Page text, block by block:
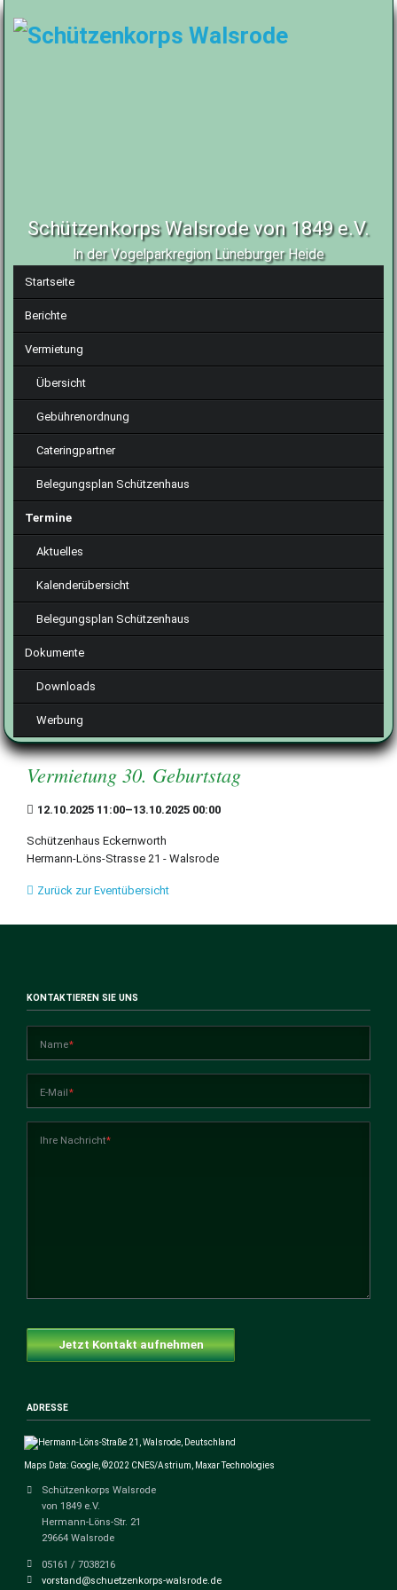
Schützenkorps Walsrode von 1849 e.V.
In der Vogelparkregion Lüneburger Heide
Startseite
Berichte
Vermietung
Übersicht
Gebührenordnung
Cateringpartner
Belegungsplan Schützenhaus
Termine
Aktuelles
Kalenderübersicht
Belegungsplan Schützenhaus
Dokumente
Downloads
Werbung
Vermietung 30. Geburtstag
12.10.2025 11:00–13.10.2025 00:00
Schützenhaus Eckernworth
Hermann-Löns-Strasse 21 - Walsrode
Zurück zur Eventübersicht
KONTAKTIEREN SIE UNS
Pflichtfeld
Name*
Pflichtfeld
E-Mail *
Pflichtfeld
Ihre Nachricht*
Jetzt Kontakt aufnehmen
ADRESSE
Maps Data: Google, ©2022 CNES/Astrium, Maxar Technologies
Schützenkorps Walsrode
von 1849 e.V.
Hermann-Löns-Str. 21
29664 Walsrode
05161 / 7038216
vorstand@schuetzenkorps-walsrode.de